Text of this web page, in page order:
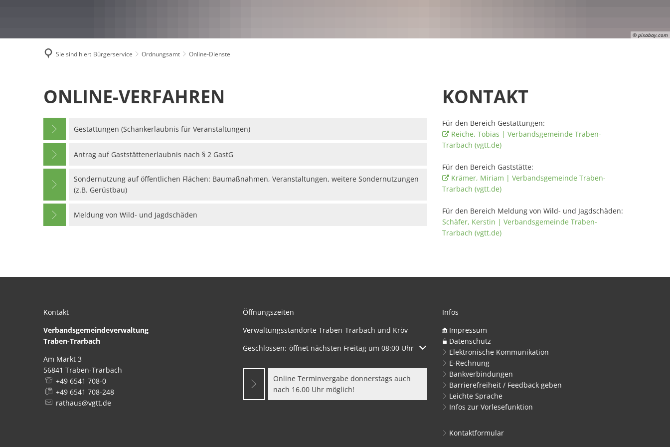
© pixabay.com
Sie sind hier: Bürgerservice Ordnungsamt Online-Dienste
Online-
Dienste
ONLINE-VERFAHREN
Gestattungen (Schankerlaubnis für Veranstaltungen)
Antrag auf Gaststättenerlaubnis nach § 2 GastG
Sondernutzung auf öffentlichen Flächen: Baumaßnahmen, Veranstaltungen, weitere Sondernutzungen
(z.B. Gerüstbau)
Meldung von Wild- und Jagdschäden
KONTAKT
Für den Bereich Gestattungen:
Reiche, Tobias | Verbandsgemeinde Traben-
Trarbach (vgtt.de)
Für den Bereich Gaststätte:
Krämer, Miriam | Verbandsgemeinde Traben-
Trarbach (vgtt.de)
Für den Bereich Meldung von Wild- und Jagdschäden:
Schäfer, Kerstin | Verbandsgemeinde Traben-
Trarbach (vgtt.de)
Kontakt
Verbandsgemeindeverwaltung
Traben-Trarbach
Am Markt 3
56841 Traben-Trarbach
+49 6541 708-0
+49 6541 708-248
rathaus@vgtt.de
Öffnungszeiten
Verwaltungsstandorte Traben-Trarbach und Kröv
Klicken, um weitere Öffnungs- oder Schließzeiten auszublenden
Geschlossen: öffnet nächsten Freitag um 08:00 Uhr
Online Terminvergabe donnerstags auch
nach 16.00 Uhr möglich!
Infos
Impressum
Datenschutz
Elektronische Kommunikation
E-Rechnung
Bankverbindungen
Barrierefreiheit / Feedback geben
Leichte Sprache
Infos zur Vorlesefunktion
Kontaktformular